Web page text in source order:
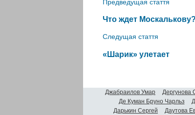
Предведущая стаття
Что ждет Москалькову?
Следущая стаття
«Шарик» улетает
Джабраилов Умар Дергунова
Де Куман Бруно Чарльз
Дарькин Сергей
Даутова